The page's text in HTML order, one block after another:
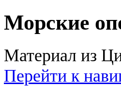
Морские
Материал из
Перейти к